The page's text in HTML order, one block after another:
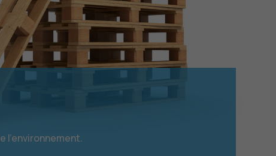
l’environnement.